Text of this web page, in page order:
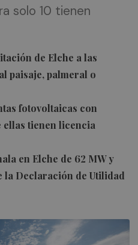
solo 10 tienen
de Elche a las
paisaje, palmeral o
fotovoltaicas con
ellas tienen licencia
en Elche de 62 MW y
la Declaración de Utilidad